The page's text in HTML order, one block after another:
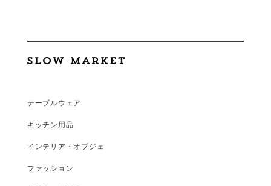
テーブルウェア
キッチン用品
インテリア・オブジェ
ファッション